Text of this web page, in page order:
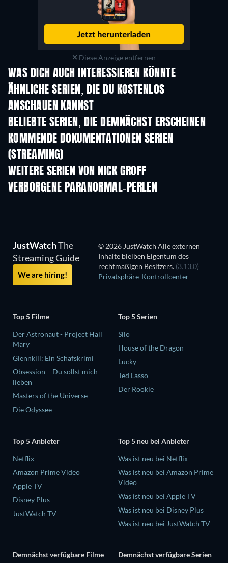
Diese Anzeige entfernen
WAS DICH AUCH INTERESSIEREN KÖNNTE
Serie Serie
ÄHNLICHE SERIEN, DIE DU KOSTENLOS
ANSCHAUEN KANNST
Serie
BELIEBTE SERIEN, DIE DEMNÄCHST ERSCHEINEN
Serie Serie
KOMMENDE DOKUMENTATIONEN SERIEN
(STREAMING)Staffel 1
WEITERE SERIEN VON NICK GROFF
Serie Serie
VERBORGENE PARANORMAL-PERLEN
JustWatchThe
Streaming Guide
We are hiring!
© 2026 JustWatch Alle externen
Inhalte bleiben Eigentum des
rechtmäßigen Besitzers. (3.13.0)
Privatsphäre-Kontrollcenter
Top 5 Filme
Der Astronaut - Project Hail
Mary
Glennkill: Ein Schafskrimi
Obsession – Du sollst mich
lieben
Masters of the Universe
Die Odyssee
Top 5 Serien
Silo
House of the Dragon
Lucky
Ted Lasso
Der Rookie
Top 5 Anbieter
Netflix
Amazon Prime Video
Apple TV
Disney Plus
JustWatch TV
Top 5 neu bei Anbieter
Was ist neu bei Netflix
Was ist neu bei Amazon Prime
Video
Was ist neu bei Apple TV
Was ist neu bei Disney Plus
Was ist neu bei JustWatch TV
Demnächst verfügbare Filme Demnächst verfügbare Serien